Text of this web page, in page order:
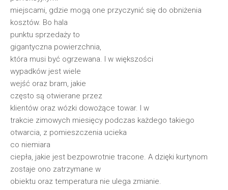
miejscami, gdzie mogą one przyczynić się do obniżenia
kosztów. Bo hala
punktu sprzedaży to
gigantyczna powierzchnia,
która musi być ogrzewana. I w większości
wypadków jest wiele
wejść oraz bram, jakie
często są otwierane przez
klientów oraz wózki dowożące towar. I w
trakcie zimowych miesięcy podczas każdego takiego
otwarcia, z pomieszczenia ucieka
co niemiara
ciepła, jakie jest bezpowrotnie tracone. A dzięki kurtynom
zostaje ono zatrzymane w
obiektu oraz temperatura nie ulega zmianie.